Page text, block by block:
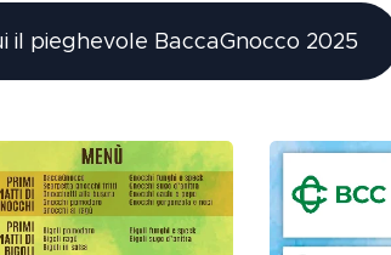
il pieghevole BaccaGnocco 2025